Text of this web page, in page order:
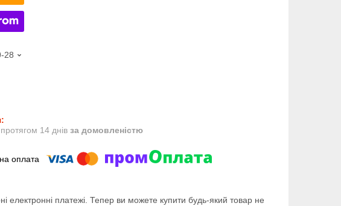
28
14 днів за домовленістю
електронні платежі. Тепер ви можете купити будь-який товар не